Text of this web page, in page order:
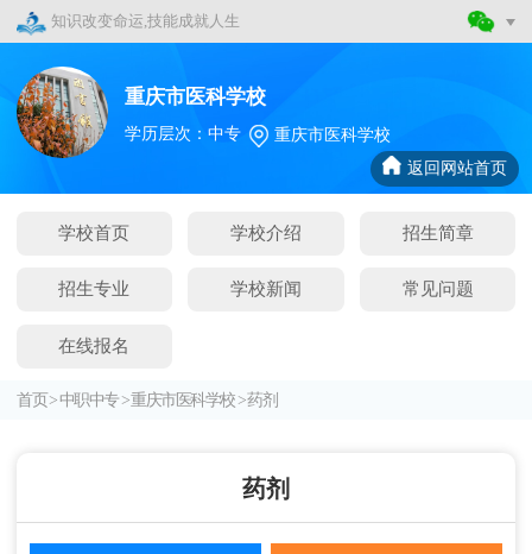
知识改变命运,技能成就人生
重庆市医科学校
重庆市医科学校
学历层次：中专
返回网站首页
学校首页 学校介绍 招生简章
招生专业 学校新闻 常见问题
在线报名
首页 >中职中专 >重庆市医科学校 >药剂
药剂